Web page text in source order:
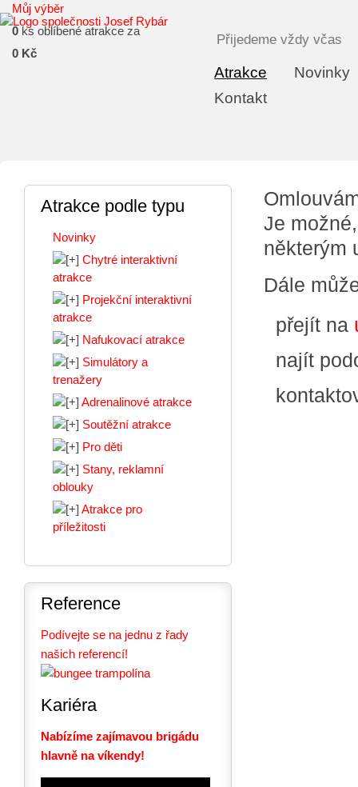
Atrakce
Novinky
Kontakt
Můj výběr
0 ks oblíbené atrakce za
0 Kč
Přijedeme vždy včas
Je
některým
Dále
přejít na
najít
Atrakce podle typu
Novinky
Chytré interaktivní
atrakce
Projekční interaktivní
atrakce
Nafukovací atrakce
Simulátory a
trenažery
Adrenalinové atrakce
Soutěžní atrakce
Pro děti
Stany, reklamní
oblouky
Atrakce pro
příležitosti
Reference
Podívejte se na jednu z řady
našich referencí!
Kariéra
Nabízíme zajímavou brigádu
hlavně na víkendy!